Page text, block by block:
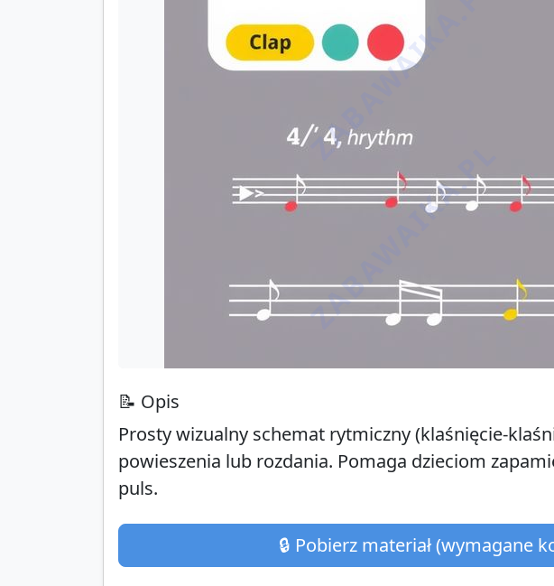
ZABAWAIKA.PL
ZABAWAIKA.PL
📝 Opis
Prosty wizualny schemat rytmiczny
powieszenia lub rozdania. Pomaga dzieciom
puls.
🔒 Pobierz materiał (wymagane